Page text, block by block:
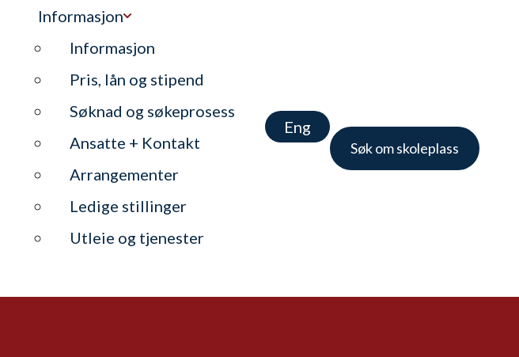
Informasjon
Informasjon
Pris, lån og stipend
Søknad og søkeprosess
Ansatte + Kontakt
Arrangementer
Ledige stillinger
Utleie og tjenester
Eng
Søk om skoleplass